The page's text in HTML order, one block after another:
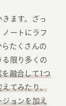
ます。ざっ
ートにラフ
たくさんの
る限り多くの
融合して1つ
えてみたり、
ジョンを加え